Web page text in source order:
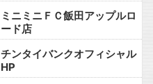
ミニミニＦＣ飯田アップルロ
ード店
チンタイバンクオフィシャル
HP